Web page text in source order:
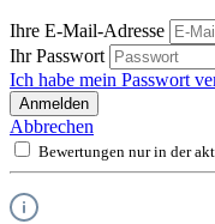
Ihre E-Mail-Adresse
Ihr Passwort
Ich habe mein Passwort
Anmelden
Abbrechen
Bewertungen nur in der